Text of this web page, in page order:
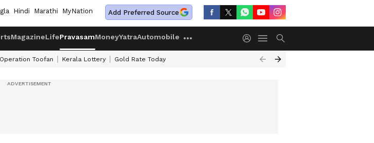
Hindi Marathi MyNation Add Preferred Source
MagazineLifePravasamMoneyYatraAutomobile
Operation Toofan Kerala Lottery Gold Rate Today